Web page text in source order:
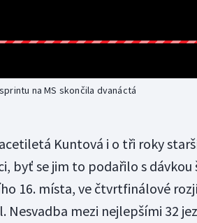
na MS skončila dvanáctá
Kuntová i o tři roky
byť se jim to podařilo s
16. místa, ve čtvrtfinálové
Nesvadba mezi nejlepšími 32